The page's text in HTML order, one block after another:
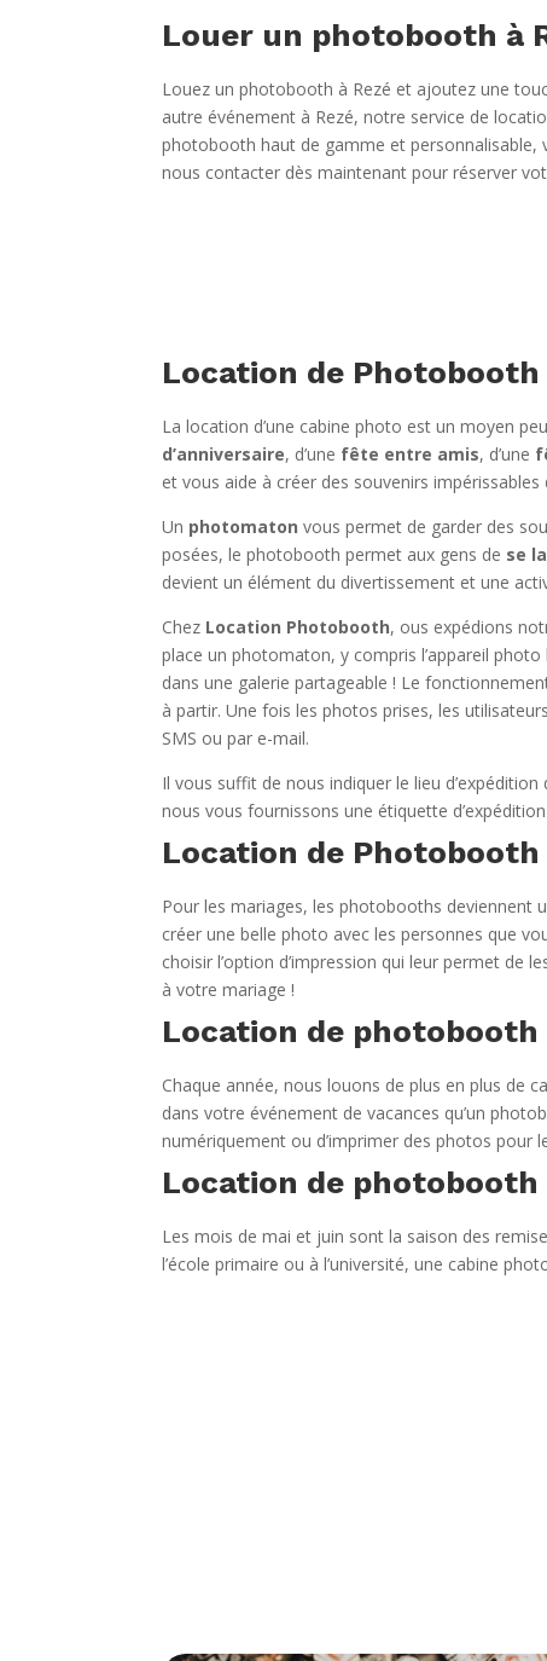
Louer un photobooth à
Louez un photobooth à Rezé et ajoutez une
autre événement à Rezé, notre service de
photobooth haut de gamme et personnalisable,
nous contacter dès maintenant pour réserver
Location de Photobooth
La location d’une cabine photo est un moyen
d’anniversaire, d’une fête entre amis, d’une
et vous aide à créer des souvenirs
Un photomaton vous permet de garder des
posées, le photobooth permet aux gens de se
devient un élément du divertissement et une
Chez Location Photobooth, ous expédions
place un photomaton, y compris l’appareil
dans une galerie partageable ! Le
à partir. Une fois les photos prises, les
SMS ou par e-mail.
Il vous suffit de nous indiquer le lieu
nous vous fournissons une étiquette
Location de Photobooth
Pour les mariages, les photobooths deviennent
créer une belle photo avec les personnes que
choisir l’option d’impression qui leur permet de
à votre mariage !
Location de
Chaque année, nous louons de plus en plus de
dans votre événement de vacances qu’un
numériquement ou d’imprimer des photos pour
Location de photobooth
Les mois de mai et juin sont la saison des
l’école primaire ou à l’université, une cabine